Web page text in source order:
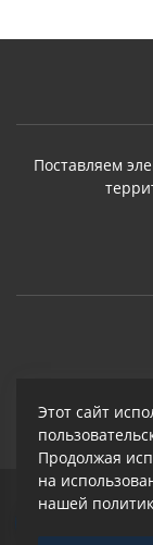
Поставляем
©
Этот сайт
Продолжая
на
нашей